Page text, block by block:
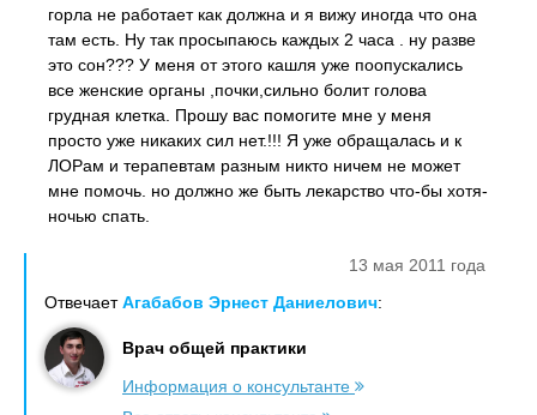
горла не работает как должна и я вижу иногда что она
там есть. Ну так просыпаюсь каждых 2 часа . ну разве
это сон??? У меня от этого кашля уже поопускались
все женские органы ,почки,сильно болит голова
грудная клетка. Прошу вас помогите мне у меня
просто уже никаких сил нет.!!! Я уже обращалась и к
ЛОРам и терапевтам разным никто ничем не может
мне помочь. но должно же быть лекарство что-бы хотя-
ночью спать.
13 мая 2011 года
ОтвечаетАгабабов Эрнест Даниелович:
Врач общей практики
Информация о консультанте